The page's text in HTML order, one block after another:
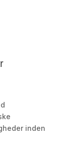
inden